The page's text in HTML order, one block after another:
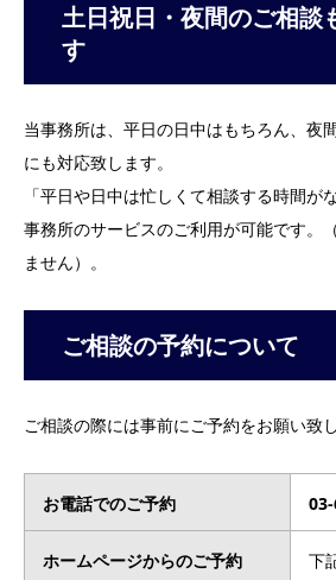
土日祝日・夜間のご相談
す
当事務所は、平日の日中はもちろん、夜
にも対応致します。
「平日や日中は忙しくて相談する時間が
事務所のサービスのご利用が可能です。
ません）。
ご相談の予約について
ご相談の際には事前にご予約をお願い致し
お電話でのご予約
ホームページからのご予約 下